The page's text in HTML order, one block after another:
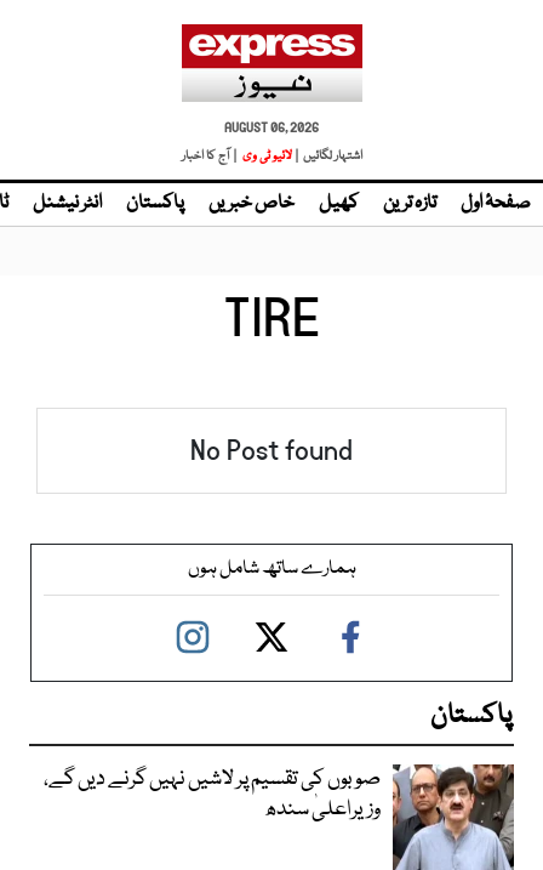
AUGUST 06, 2026
اشتہار لگائیں | لائیو ٹی وی | آج کا اخبار
صفحۂ اول تازہ ترین کھیل خاص خبریں پاکستان انٹر نیشنل
TIRE
No Post found
ہمارے ساتھ شامل ہوں
پاکستان
صوبوں کی تقسیم پر لاشیں نہیں گرنے دیں گے،
وزیراعلیٰ سندھ